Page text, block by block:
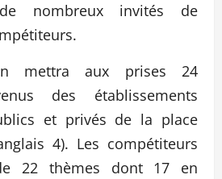
de nombreux invités de
mettra aux prises 24
des établissements
et privés de la place
4). Les compétiteurs
22 thèmes dont 17 en